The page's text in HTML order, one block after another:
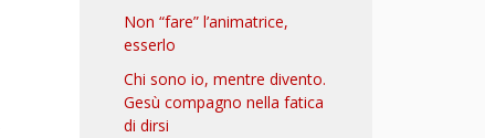
Non “fare” l’animatrice,
esserlo
Chi sono io, mentre divento.
Gesù compagno nella fatica
di dirsi